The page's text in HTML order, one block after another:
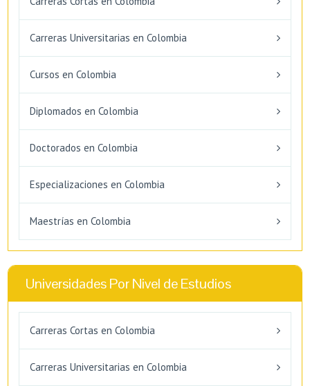
Carreras Universitarias en Colombia
Cursos en Colombia
Diplomados en Colombia
Doctorados en Colombia
Especializaciones en Colombia
Maestrías en Colombia
Universidades Por Nivel de Estudios
Carreras Cortas en Colombia
Carreras Universitarias en Colombia